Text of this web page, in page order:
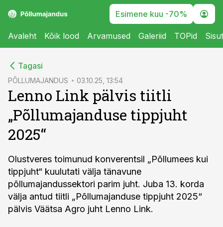
Esimene kuu -70%
Avaleht Kõik lood Arvamused Galeriid TOPid
Tagasi
PÕLLUMAJANDUS 03.10.25, 13:54
Lenno Link pälvis tiitli
„Põllumajanduse tippjuht
2025“
Olustveres toimunud konverentsil „Põllumees kui
tippjuht“ kuulutati välja tänavune
põllumajandussektori parim juht. Juba 13. korda
välja antud tiitli „Põllumajanduse tippjuht 2025“
pälvis Väätsa Agro juht Lenno Link.